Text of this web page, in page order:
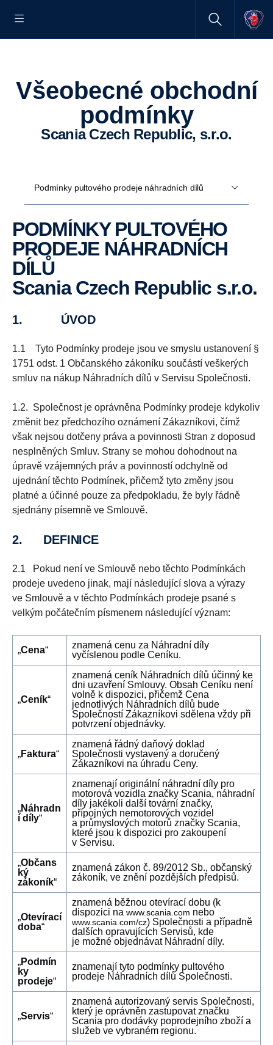
Všeobecné obchodní
podmínky
Scania Czech Republic, s.r.o.
Podmínky pultového prodeje náhradních dílů
PODMÍNKY PULTOVÉHO
PRODEJE NÁHRADNÍCH
DÍLŮ
Scania Czech Republic s.r.o.
1. ÚVOD
1.1 Tyto Podmínky prodeje jsou ve smyslu ustanovení §
1751 odst. 1 Občanského zákoníku součástí veškerých
smluv na nákup Náhradních dílů v Servisu Společnosti.
1.2. Společnost je oprávněna Podmínky prodeje kdykoliv
změnit bez předchozího oznámení Zákazníkovi, čímž
však nejsou dotčeny práva a povinnosti Stran z doposud
nesplněných Smluv. Strany se mohou dohodnout na
úpravě vzájemných práv a povinností odchylně od
ujednání těchto Podmínek, přičemž tyto změny jsou
platné a účinné pouze za předpokladu, že byly řádně
sjednány písemně ve Smlouvě.
2. DEFINICE
2.1 Pokud není ve Smlouvě nebo těchto Podmínkách
prodeje uvedeno jinak, mají následující slova a výrazy
ve Smlouvě a v těchto Podmínkách prodeje psané s
velkým počátečním písmenem následující význam:
„Cena“
znamená cenu za Náhradní díly
vyčíslenou podle Ceníku.
„Ceník“
znamená ceník Náhradních dílů účinný ke
dni uzavření Smlouvy. Obsah Ceníku není
volně k dispozici, přičemž Cena
jednotlivých Náhradních dílů bude
Společností Zákazníkovi sdělena vždy při
potvrzení objednávky.
„Faktura“
znamená řádný daňový doklad
Společnosti vystavený a doručený
Zákazníkovi na úhradu Ceny.
„Náhradn
í díly“
znamenají originální náhradní díly pro
motorová vozidla značky Scania, náhradní
díly jakékoli další tovární značky,
přípojných nemotorových vozidel
a průmyslových motorů značky Scania,
které jsou k dispozici pro zakoupení
v Servisu.
„Občans
ký
zákoník“
znamená zákon č. 89/2012 Sb., občanský
zákoník, ve znění pozdějších předpisů.
„Otevírací
doba“
znamená běžnou otevírací dobu (k
dispozici na www.scania.com nebo
www.scania.com/cz) Společnosti a případně
dalších opravujících Servisů, kde
je možné objednávat Náhradní díly.
„Podmín
ky
prodeje“
znamenají tyto podmínky pultového
prodeje Náhradních dílů Společnosti.
„Servis“
znamená autorizovaný servis Společnosti,
který je oprávněn zastupovat značku
Scania pro dodávky poprodejního zboží a
služeb ve vybraném regionu.